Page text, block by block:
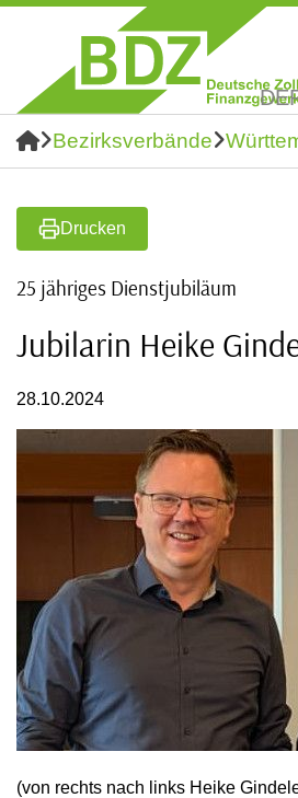
Bezirksverbände
Drucken
25 jähriges Dienstjubiläum
Jubilarin Heike
28.10.2024
(von rechts nach links Heike